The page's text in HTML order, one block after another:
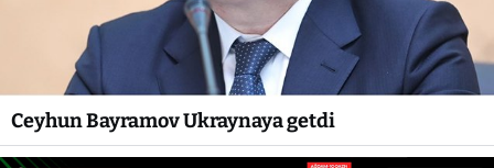
Ceyhun Bayramov Ukraynaya getdi